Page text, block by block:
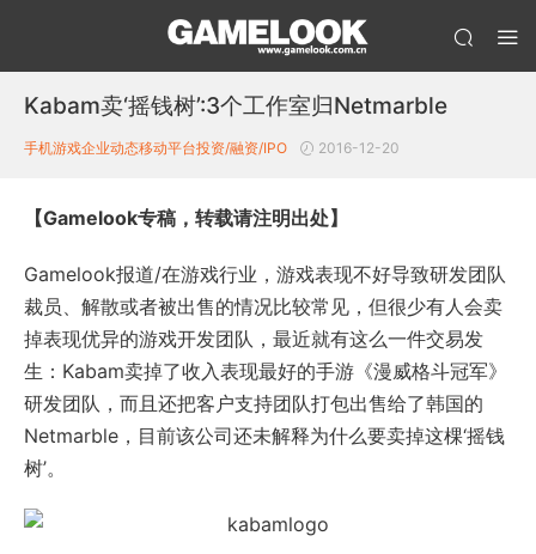
Kabam卖‘摇钱树’:3个工作室归Netmarble
手机游戏企业动态移动平台投资/融资/IPO 2016-12-20
【Gamelook专稿，转载请注明出处】
Gamelook报道/在游戏行业，游戏表现不好导致研发团队
裁员、解散或者被出售的情况比较常见，但很少有人会卖
掉表现优异的游戏开发团队，最近就有这么一件交易发
生：Kabam卖掉了收入表现最好的手游《漫威格斗冠军》
研发团队，而且还把客户支持团队打包出售给了韩国的
Netmarble，目前该公司还未解释为什么要卖掉这棵‘摇钱
树’。